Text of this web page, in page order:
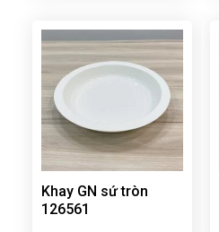
Khay GN sứ tròn
126561